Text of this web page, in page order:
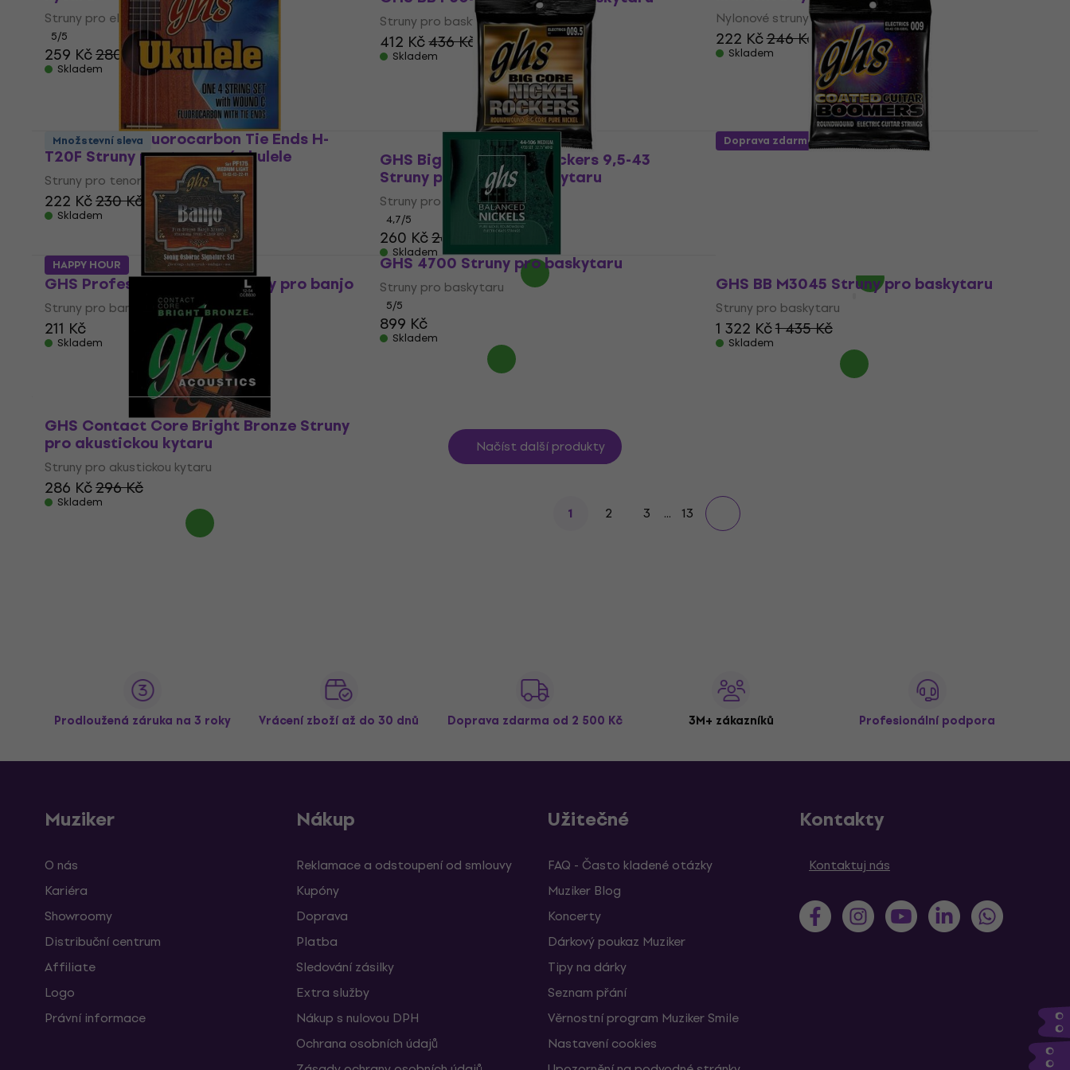
Struny pro elektrickou kytaru
5/5
259 Kč280 Kč
Skladem
Struny pro baskytaru
412 Kč436 Kč
Skladem
Nylonové struny pro klasickou kytaru
222 Kč246 Kč
Skladem
GHS Ukulele Fluorocarbon Tie Ends H-
T20F Struny pro tenorové ukulele
Struny pro tenorové ukulele
222 Kč230 Kč
Skladem
GHS Big Core Nickel Rockers 9,5-43
Struny pro elektrickou kytaru
Struny pro elektrickou kytaru
4,7/5
260 Kč263 Kč
Skladem
Množstevní sleva
GHS Professional PF175 Struny pro banjo
Struny pro banjo
211 Kč
Skladem
GHS 4700 Struny pro baskytaru
Struny pro baskytaru
5/5
899 Kč
Skladem
Doprava zdarma
GHS BB M3045 Struny pro baskytaru
Struny pro baskytaru
1 322 Kč1 435 Kč
Skladem
HAPPY HOUR
GHS Contact Core Bright Bronze Struny
pro akustickou kytaru
Struny pro akustickou kytaru
286 Kč296 Kč
Skladem
Načíst další produkty
1 2 3 ... 13
Prodloužená záruka na 3 roky Vrácení zboží až do 30 dnů Doprava zdarma od 2 500 Kč 3M+ zákazníků Profesionální podpora
Muziker
O nás
Kariéra
Showroomy
Distribuční centrum
Affiliate
Logo
Právní informace
Nákup
Reklamace a odstoupení od smlouvy
Kupóny
Doprava
Platba
Sledování zásilky
Extra služby
Nákup s nulovou DPH
Ochrana osobních údajů
Užitečné
FAQ - Často kladené otázky
Muziker Blog
Koncerty
Dárkový poukaz Muziker
Tipy na dárky
Seznam přání
Věrnostní program Muziker Smile
Nastavení cookies
Kontakty
Kontaktuj nás